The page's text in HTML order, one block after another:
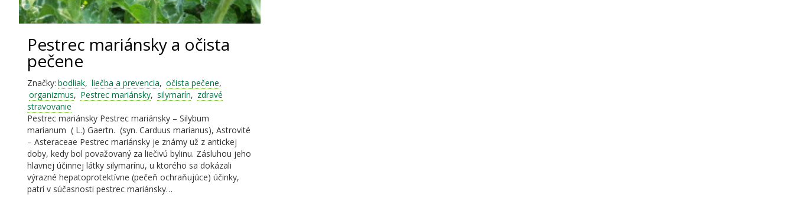
Pestrec mariánsky a očista
pečene
Značky: bodliak, liečba a prevencia, očista pečene,
organizmus, Pestrec mariánsky, silymarín, zdravé
stravovanie
Pestrec mariánsky Pestrec mariánsky – Silybum
marianum ( L.) Gaertn. (syn. Carduus marianus), Astrovité
– Asteraceae Pestrec mariánsky je známy už z antickej
doby, kedy bol považovaný za liečivú bylinu. Zásluhou jeho
hlavnej účinnej látky silymarínu, u ktorého sa dokázali
výrazné hepatoprotektívne (pečeň ochraňujúce) účinky,
patrí v súčasnosti pestrec mariánsky…